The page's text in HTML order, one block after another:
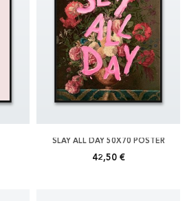
SLAY ALL DAY 50X70 POSTER
42,50 €